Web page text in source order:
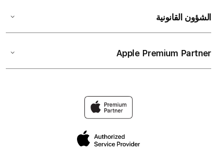
الشؤون القانونية
Apple Premium Partner